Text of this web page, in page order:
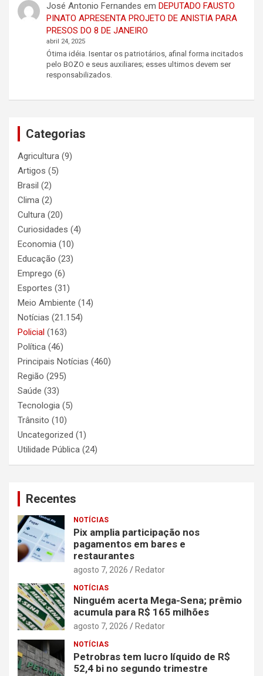
h
José Antonio Fernandes em DEPUTADO FAUSTO
PINATO APRESENTA PROJETO DE ANISTIA PARA
PRESOS DO 8 DE JANEIRO
abril 24, 2025
Ótima idéia. Isentar os patriotários, afinal forma incitados
pelo BOZO e seus auxiliares; esses ultimos devem ser
responsabilizados.
Categorias
Agricultura (9)
Artigos (5)
Brasil (2)
Clima (2)
Cultura (20)
Curiosidades (4)
Economia (10)
Educação (23)
Emprego (6)
Esportes (31)
Meio Ambiente (14)
Notícias (21.154)
Policial (163)
Política (46)
Principais Notícias (460)
Região (295)
Saúde (33)
Tecnologia (5)
Trânsito (10)
Uncategorized (1)
Utilidade Pública (24)
Recentes
NOTÍCIAS
Pix amplia participação nos
pagamentos em bares e
restaurantes
agosto 7, 2026 Redator
NOTÍCIAS
Ninguém acerta Mega-Sena; prêmio
acumula para R$ 165 milhões
agosto 7, 2026 Redator
NOTÍCIAS
Petrobras tem lucro líquido de R$
52,4 bi no segundo trimestre